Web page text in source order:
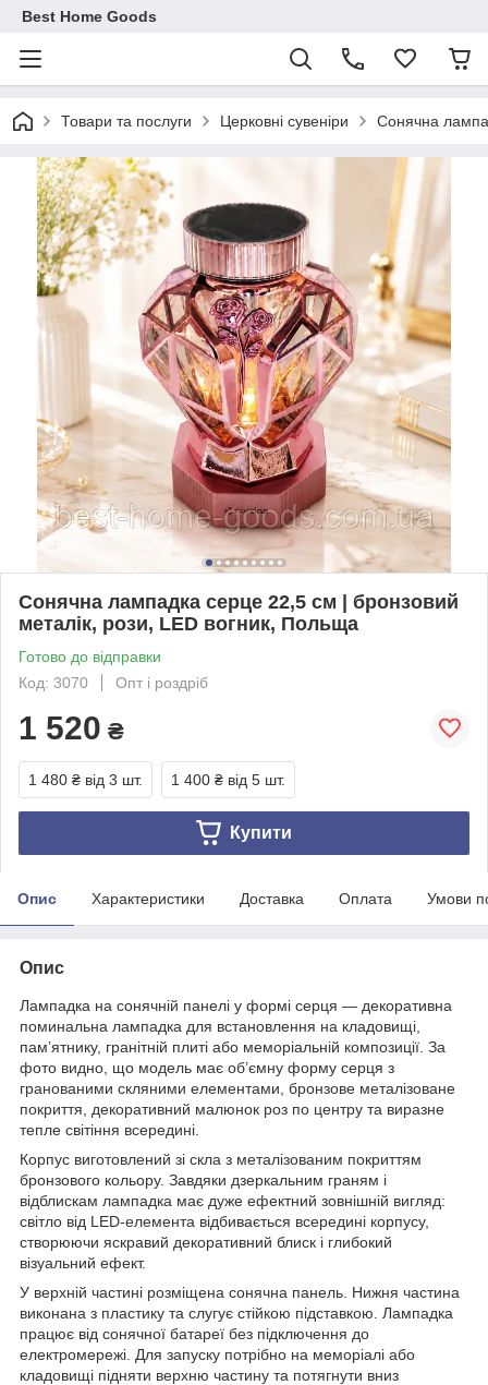
Best Home Goods
Товари та послуги Церковні сувеніри Сонячна
Сонячна лампадка серце 22,5 см | бронзовий
металік, рози, LED вогник, Польща
Готово до відправки
Код: 3070
Опт і роздріб
1 520 ₴
1 480 ₴ від 3 шт. 1 400 ₴ від 5 шт.
Купити
Опис Характеристики Доставка Оплата Умови
Опис
Лампадка на сонячній панелі у формі серця — декоративна
поминальна лампадка для встановлення на кладовищі,
пам’ятнику, гранітній плиті або меморіальній композиції. За
фото видно, що модель має об’ємну форму серця з
гранованими скляними елементами, бронзове металізоване
покриття, декоративний малюнок роз по центру та виразне
тепле світіння всередині.
Корпус виготовлений зі скла з металізованим покриттям
бронзового кольору. Завдяки дзеркальним граням і
відблискам лампадка має дуже ефектний зовнішній вигляд:
світло від LED-елемента відбивається всередині корпусу,
створюючи яскравий декоративний блиск і глибокий
візуальний ефект.
У верхній частині розміщена сонячна панель. Нижня частина
виконана з пластику та слугує стійкою підставкою. Лампадка
працює від сонячної батареї без підключення до
електромережі. Для запуску потрібно на меморіалі або
кладовищі підняти верхню частину та потягнути вниз